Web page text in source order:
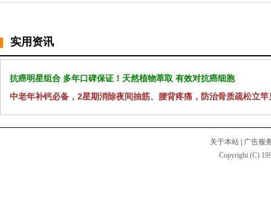
实用资讯
抗癌明星组合 多年口碑保证！天然植物萃取 有效对抗癌细胞
中老年补钙必备，2星期消除夜间抽筋、腰背疼痛，防治骨质疏松立竿
关于本站
广告服
Copyright (C)